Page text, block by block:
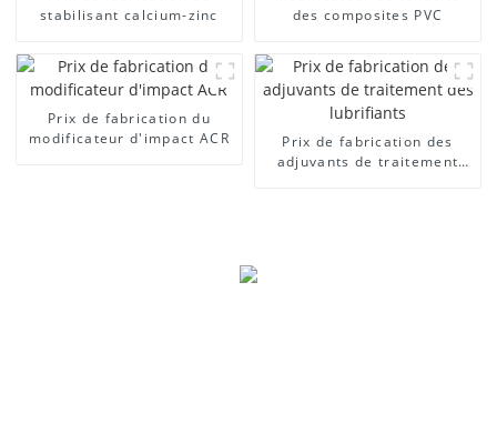
stabilisant calcium-zinc
des composites PVC
Prix ​​de fabrication du
modificateur d'impact ACR
Prix ​​de fabrication des
adjuvants de traitement